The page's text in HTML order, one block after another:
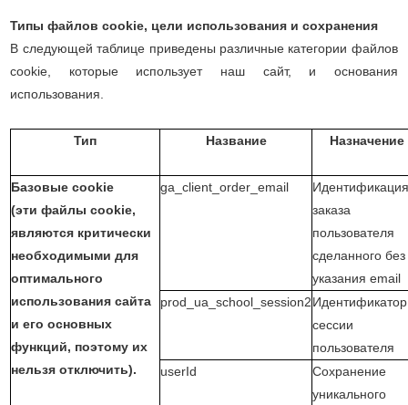
Типы файлов cookie, цели использования и сохранения
В следующей таблице приведены различные категории файлов
cookie, которые использует наш сайт, и основания
использования.
Тип Название Назначение
Базовые cookie
(эти файлы cookie,
являются критически
необходимыми для
оптимального
использования сайта
и его основных
функций, поэтому их
нельзя отключить).
ga_client_order_email
заказа
пользователя
сделанного без
указания email
prod_ua_school_session2Идентификатор
сессии
пользователя
userId
Сохранение
уникального